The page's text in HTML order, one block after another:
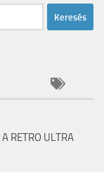
RETRO ULTRA